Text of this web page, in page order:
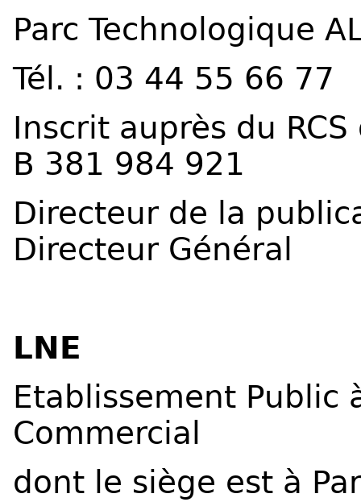
Parc Technologique
Tél. : 03 44 55 66 77
Inscrit auprès du RCS
B 381 984 921
Directeur de la
Directeur Général
LNE
Etablissement Public
Commercial
dont le siège est à